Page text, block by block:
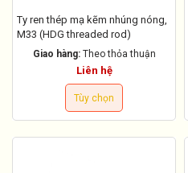
Ty ren thép mạ kẽm nhúng nóng,
M33 (HDG threaded rod)
Giao hàng: Theo thỏa thuận
Liên hệ
Tùy chọn